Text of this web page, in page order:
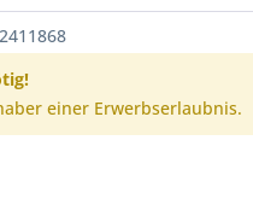
2411868
einer Erwerbserlaubnis.